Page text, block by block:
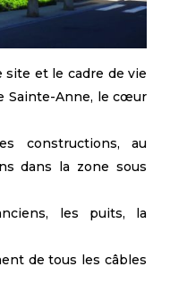
site et le cadre de vie
Sainte-Anne, le cœur
constructions, au
dans la zone sous
les puits, la
de tous les câbles